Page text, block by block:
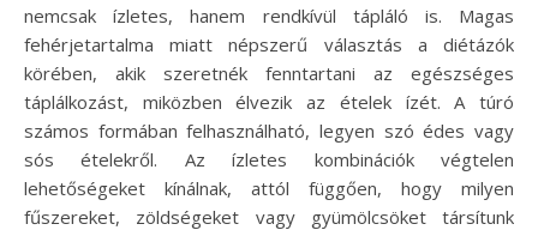
nemcsak ízletes, hanem rendkívül tápláló is. Magas
fehérjetartalma miatt népszerű választás a diétázók
körében, akik szeretnék fenntartani az egészséges
táplálkozást, miközben élvezik az ételek ízét. A túró
számos formában felhasználható, legyen szó édes vagy
sós ételekről. Az ízletes kombinációk végtelen
lehetőségeket kínálnak, attól függően, hogy milyen
fűszereket, zöldségeket vagy gyümölcsöket társítunk